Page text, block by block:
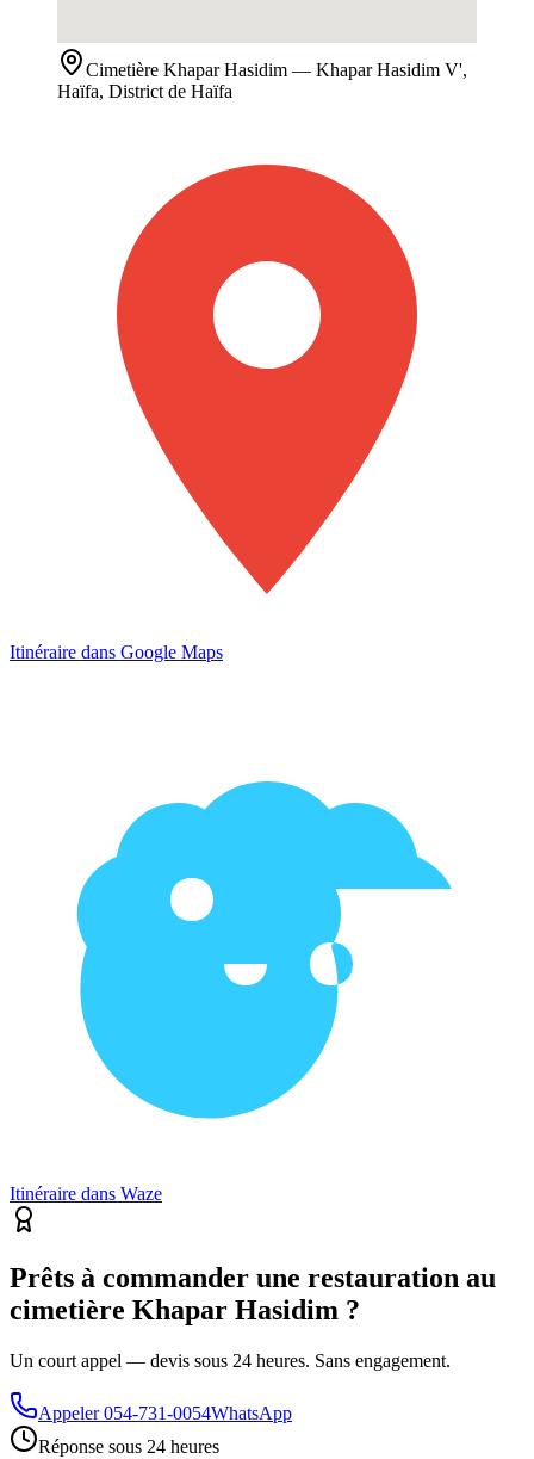
Cimetière Khapar Hasidim — Khapar Hasidim V',
Haïfa, District de Haïfa
Itinéraire dans Google Maps
Itinéraire dans Waze
Prêts à commander une restauration au
cimetière Khapar Hasidim ?
Un court appel — devis sous 24 heures. Sans engagement.
Appeler 054-731-0054WhatsApp
Réponse sous 24 heures